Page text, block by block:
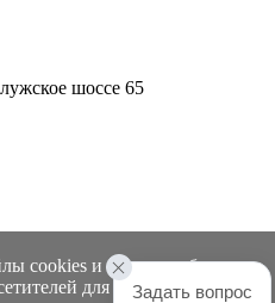
cookies и сервисы сбора
для обеспечения
шоссе 65
Задать вопрос